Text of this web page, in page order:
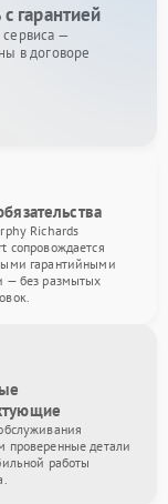
гарантией
—
в договоре
Richards
сопровождается
гарантийными
— без размытых
проверенные детали
работы